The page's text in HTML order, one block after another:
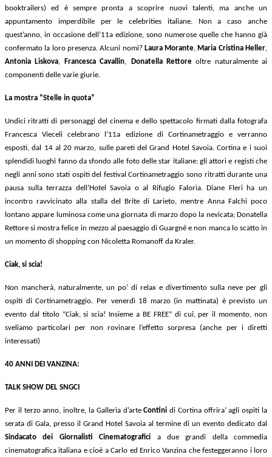
booktrailers) ed è sempre pronta a scoprire nuovi talenti, ma anche un
appuntamento imperdibile per le celebrities italiane. Non a caso anche
quest’anno, in occasione dell’11a edizione, sono numerose quelle che hanno già
confermato la loro presenza. Alcuni nomi? Laura Morante, Maria Cristina Heller,
Antonia Liskova, Francesca Cavallin, Donatella Rettoreoltre naturalmente ai
componenti delle varie giurie.
La mostra “Stelle in quota”
Undici ritratti di personaggi del cinema e dello spettacolo firmati dalla fotografa
Francesca Vieceli celebrano l’11a edizione di Cortinametraggio e verranno
esposti, dal 14 al 20 marzo, sulle pareti del Grand Hotel Savoia. Cortina e i suoi
splendidi luoghi fanno da sfondo alle foto delle star italiane: gli attori e registi che
negli anni sono stati ospiti del festival Cortinametraggio sono ritratti durante una
pausa sulla terrazza dell’Hotel Savoia o al Rifugio Faloria. Diane Fleri ha un
incontro ravvicinato alla stalla del Brite di Larieto, mentre Anna Falchi poco
lontano appare luminosa come una giornata di marzo dopo la nevicata; Donatella
Rettore si mostra felice in mezzo al paesaggio di Guargné e non manca lo scatto in
un momento di shopping con Nicoletta Romanoff da Kraler.
Ciak, si scia!
Non mancherà, naturalmente, un po’ di relax e divertimento sulla neve per gli
ospiti di Cortinametraggio. Per venerdì 18 marzo (in mattinata) è previsto un
evento dal titolo “Ciak, si scia! Insieme a BE FREE” di cui, per il momento, non
sveliamo particolari per non rovinare l’effetto sorpresa (anche per i diretti
interessati)
40 ANNI DEI VANZINA:
TALK SHOW DEL SNGCI
Per il terzo anno, inoltre, la Galleria d’arteContini di Cortina offrira’agli ospiti la
serata di Gala, presso il Grand Hotel Savoia al termine di un evento dedicato dal
Sindacato dei Giornalisti Cinematografici a due grandi della commedia
cinematografica italiana e cioè a Carlo ed Enrico Vanzina che festeggeranno i loro